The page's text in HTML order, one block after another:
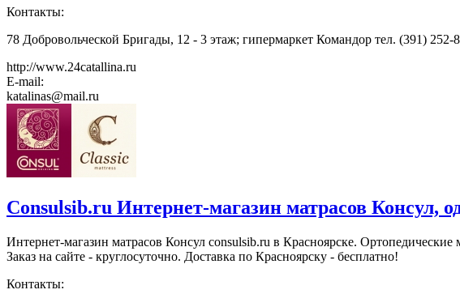
Контакты:
78 Добровольческой Бригады, 12 - 3 этаж; гипермаркет Командор тел. (391) 252-
http://www.24catallina.ru
E-mail:
katalinas@mail.ru
Consulsib.ru Интернет-магазин матрасов Консул,
Интернет-магазин матрасов Консул consulsib.ru в Красноярске.
Заказ на сайте - круглосуточно. Доставка по Красноярску - бесплатно!
Контакты: